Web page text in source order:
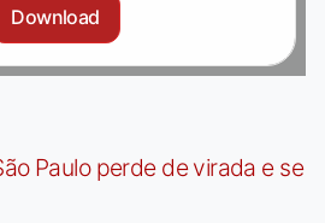
Download
Paulo perde de virada e se